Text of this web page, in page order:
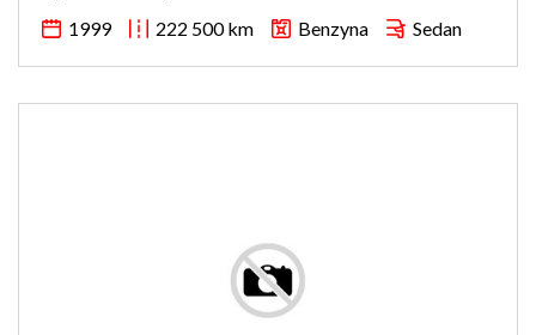
1999 222 500 km Benzyna Sedan